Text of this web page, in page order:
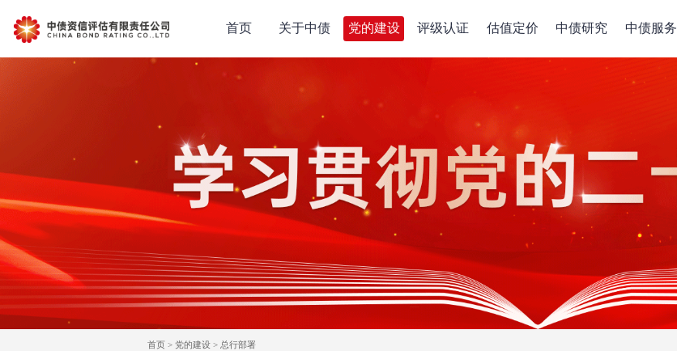
首页 关于中债 党的建设 评级认证 估值定价 中债研究 中债服务
首页 > 党的建设 > 总行部署